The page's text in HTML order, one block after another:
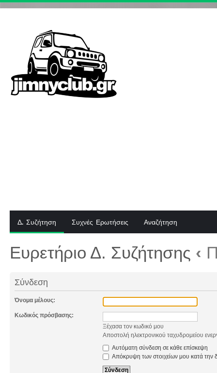
Δ. Συζήτηση Συχνές Ερωτήσεις Αναζήτηση
Ευρετήριο Δ. Συζήτησης ‹
Σύνδεση
Όνομα μέλους:
Κωδικός πρόσβασης:
Ξέχασα τον κωδικό μου
Αποστολή ηλεκτρονικού ταχυδρομείου
Αυτόματη σύνδεση σε κάθε επίσκεψη
Απόκρυψη των στοιχείων μου κατά την